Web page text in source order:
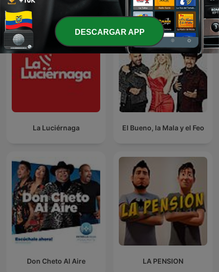
La Luciérnaga El Bueno, la Mala y el Feo
Don Cheto Al Aire LA PENSION
DESCARGAR APP